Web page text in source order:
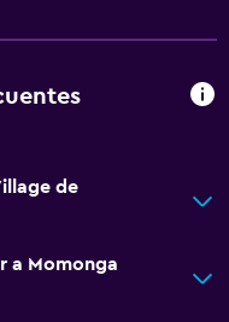
de
a Momonga